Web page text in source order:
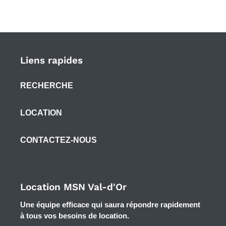
Liens rapides
RECHERCHE
LOCATION
CONTACTEZ-NOUS
Location MSN Val-d'Or
Une équipe efficace qui saura répondre rapidement
à tous vos besoins de location.